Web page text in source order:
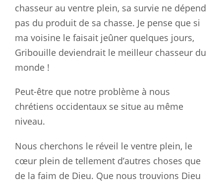
chasseur au ventre plein, sa survie ne dépend
pas du produit de sa chasse. Je pense que si
ma voisine le faisait jeûner quelques jours,
Gribouille deviendrait le meilleur chasseur du
monde !
Peut-être que notre problème à nous
chrétiens occidentaux se situe au même
niveau.
Nous cherchons le réveil le ventre plein, le
cœur plein de tellement d’autres choses que
de la faim de Dieu. Que nous trouvions Dieu